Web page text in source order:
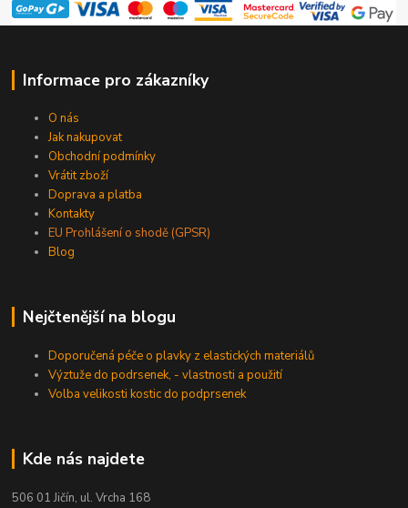
Informace pro zákazníky
O nás
Jak nakupovat
Obchodní podmínky
Vrátit zboží
Doprava a platba
Kontakty
EU Prohlášení o shodě (GPSR)
Blog
Nejčtenější na blogu
Doporučená péče o plavky z elastických materiálů
Výztuže do podrsenek, - vlastnosti a použití
Volba velikosti kostic do podprsenek
Kde nás najdete
506 01 Jičín, ul. Vrcha 168